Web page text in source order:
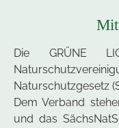
Die GRÜNE
Naturschutzgesetz
Dem Verband
und das